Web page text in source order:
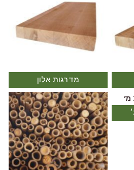
מדרגות אלון